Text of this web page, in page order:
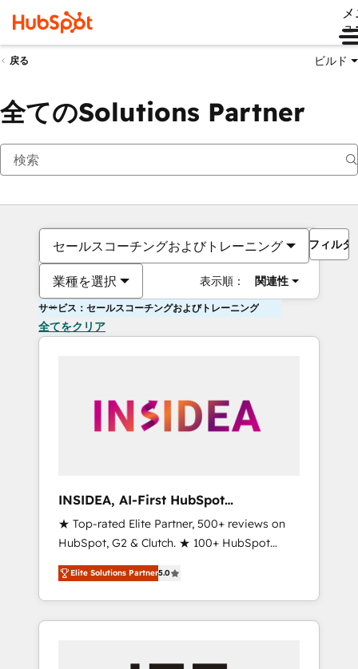
ュ
戻る ビルド
全てのSolutions Partner
セールスコーチングおよびトレーニング
業種を選択 表示順： 関連性
フィルタ
サービス：セールスコーチングおよびトレーニング
全てをクリア
INSIDEA, AI-First HubSpot
Onboarding & RevOps
★ Top-rated Elite Partner, 500+ reviews on
HubSpot, G2 & Clutch. ★ 100+ HubSpot
Certified Experts & Trainers across the team
★ 1,500+ implementations across five
continents ★ AI-First, RevOps-led,
Onboarding obsessed ★ Company of the
Elite Solutions Partner5.0